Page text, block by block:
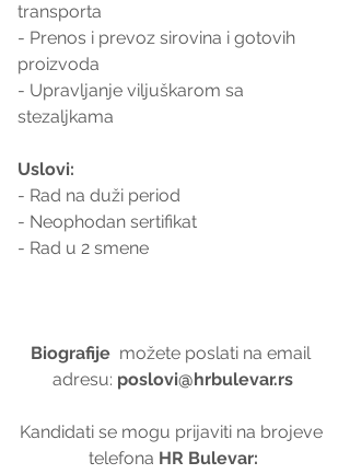
transporta
- Prenos i prevoz sirovina i gotovih
proizvoda
- Upravljanje viljuškarom sa
stezaljkama
Uslovi:
- Rad na duži period
- Neophodan sertifikat
- Rad u 2 smene
Biografije možete poslati na email
adresu: poslovi@hrbulevar.rs
Kandidati se mogu prijaviti na brojeve
telefona HR Bulevar: